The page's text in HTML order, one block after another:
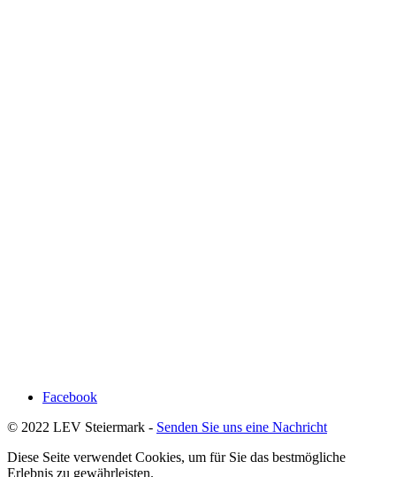
Facebook
© 2022 LEV Steiermark - Senden Sie uns eine Nachricht
Diese Seite verwendet Cookies, um für Sie das bestmögliche
Erlebnis zu gewährleisten.